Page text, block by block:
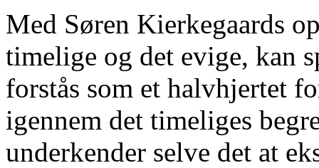
Med Søren Kierkegaards
timelige og det evige, kan
forstås som et halvhjertet
igennem det timeliges
underkender selve det at